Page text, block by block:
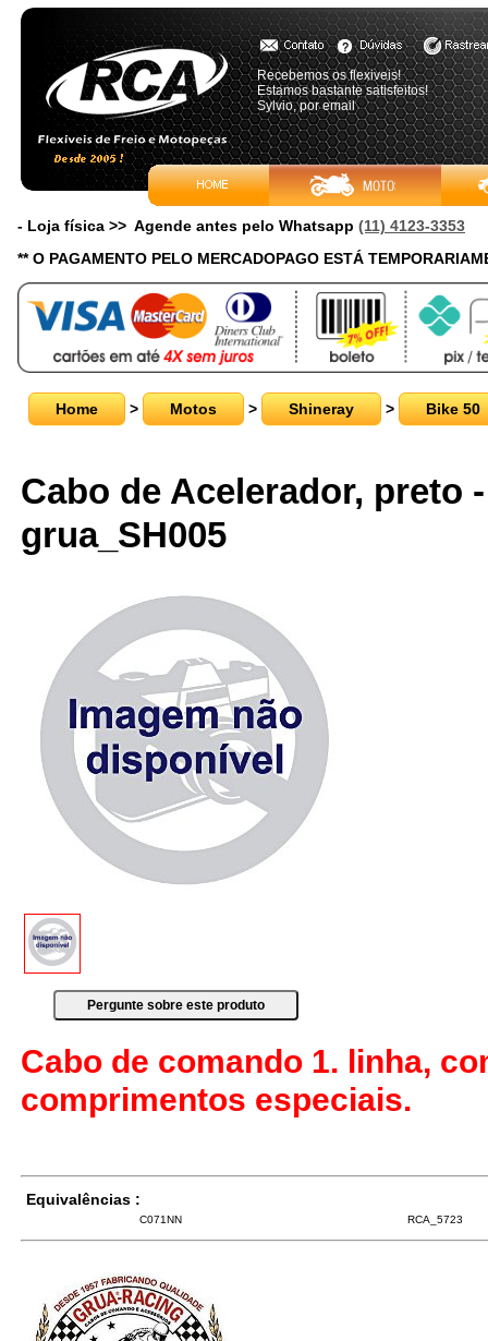
Recebemos os flexiveis!
Estamos bastante satisfeitos!
Sylvio, por email
- Loja física >> Agende antes pelo Whatsapp (11) 4123-3353
** O PAGAMENTO PELO MERCADOPAGO ESTÁ
Home > Motos > Shineray > Bike 50
Cabo de Acelerador, preto
grua_SH005
Cabo de comando 1. linha,
comprimentos especiais.
Equivalências :
C071NN RCA_5723